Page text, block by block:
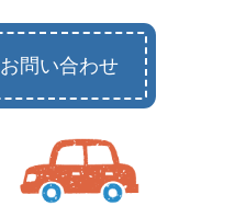
お問い合わせ